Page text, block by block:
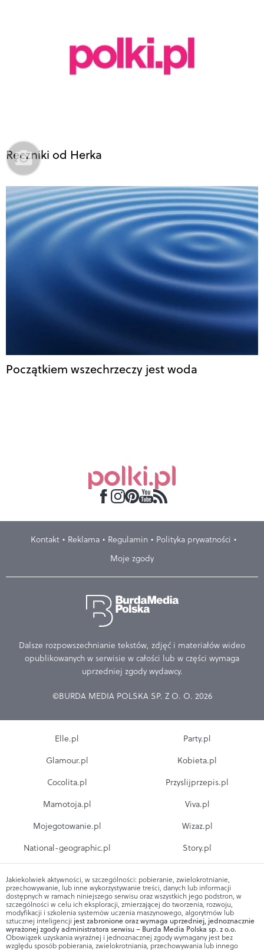
Ręczniki od Herka
Początkiem wszechrzeczy jest woda
Kontakt Reklama Regulamin
Polityka prywatności
Moje zgody
Dalsze rozpowszechnianie tekstów, zdjęć i materiałów wideo
opublikowanych w serwisie w całości lub w części wymaga
uprzedniej zgody wydawcy.
©BURDA MEDIA POLSKA SP. Z O. O. 2026
Elle.pl
Glamour.pl
Cocolita.pl
Mamotoja.pl
Mojegotowanie.pl
National-geographic.pl
Party.pl
Kobieta.pl
Przyslijprzepis.pl
Viva.pl
Wizaz.pl
Story.pl
Jakiekolwiek aktywności, w szczególności: pobieranie, zwielokrotnianie,
przechowywanie, lub inne wykorzystywanie treści, danych lub informacji
dostępnych w ramach niniejszego serwisu oraz wszystkich jego podstron, w
szczególności w celu ich eksploracji, zmierzającej do tworzenia, rozwoju,
modyfikacji i szkolenia systemów uczenia maszynowego, algorytmów lub
sztucznej inteligencji jest zabronione oraz wymaga uprzedniej, jednoznacznie
wyrażonej zgody administratora serwisu – Burda Media Polska sp. z o.o.
Obowiązek uzyskania wyraźnej i jednoznacznej zgody wymagany jest bez
względu sposób pobierania, zwielokrotniania, przechowywania lub innego